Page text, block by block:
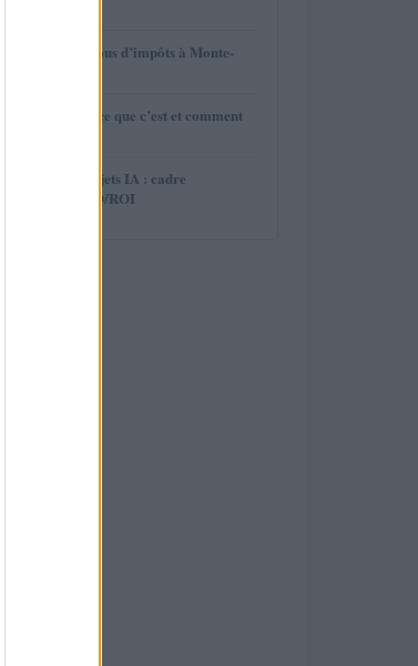
Combien payez-vous d’impôts à Monte-
EURUSD: qu’est-ce que c’est et comment
Optimiser les projets IA : cadre
d’évaluation TCO/ROI